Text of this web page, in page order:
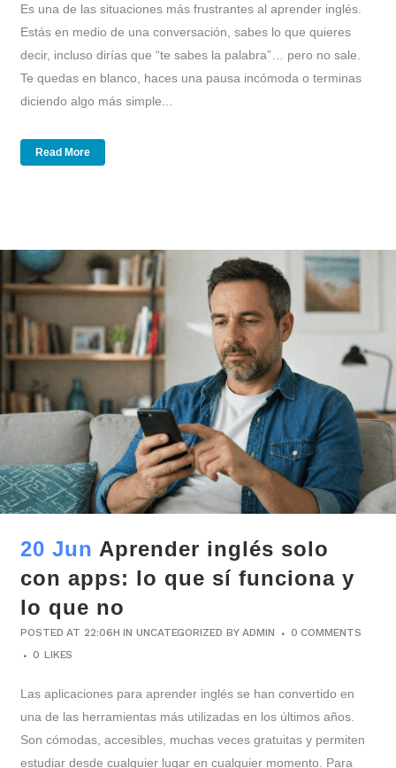
Es una de las situaciones más frustrantes al aprender inglés.
Estás en medio de una conversación, sabes lo que quieres
decir, incluso dirías que “te sabes la palabra”… pero no sale.
Te quedas en blanco, haces una pausa incómoda o terminas
diciendo algo más simple...
Read More
20 Jun Aprender inglés solo
con apps: lo que sí funciona y
lo que no
POSTED AT 22:06H INUNCATEGORIZED BYADMIN
0 COMMENTS
0 LIKES
Las aplicaciones para aprender inglés se han convertido en
una de las herramientas más utilizadas en los últimos años.
Son cómodas, accesibles, muchas veces gratuitas y permiten
estudiar desde cualquier lugar en cualquier momento. Para